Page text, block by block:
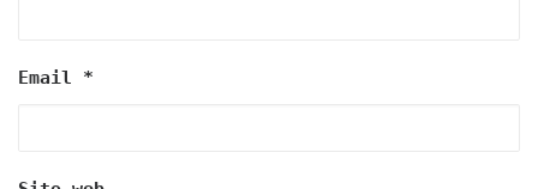
Email *